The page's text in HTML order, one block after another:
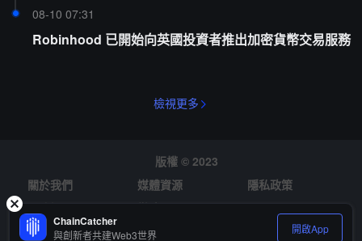
08-10 07:31
Robinhood 已開始向英國投資者推出加密貨幣交易服務
檢視更多
版權 © 2023
關於我們
媒體資源
隱私政策
風險提示
徵才
ChainCatcher
與創新者共建Web3世界 開啟App